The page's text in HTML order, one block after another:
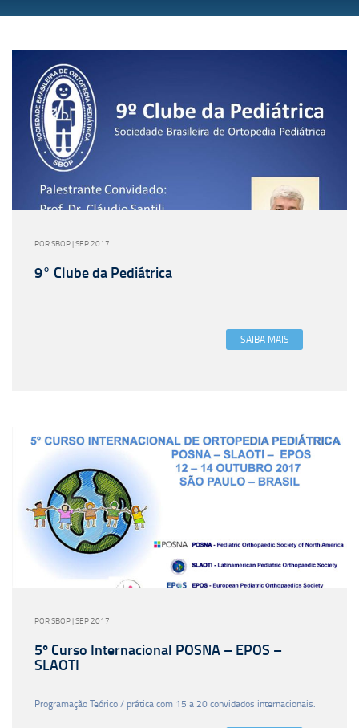
POR SBOP | SEP 2017
9° Clube da Pediátrica
SAIBA MAIS
POR SBOP | SEP 2017
5º Curso Internacional POSNA – EPOS –
SLAOTI
Programação Teórico / prática com 15 a 20 convidados internacionais.